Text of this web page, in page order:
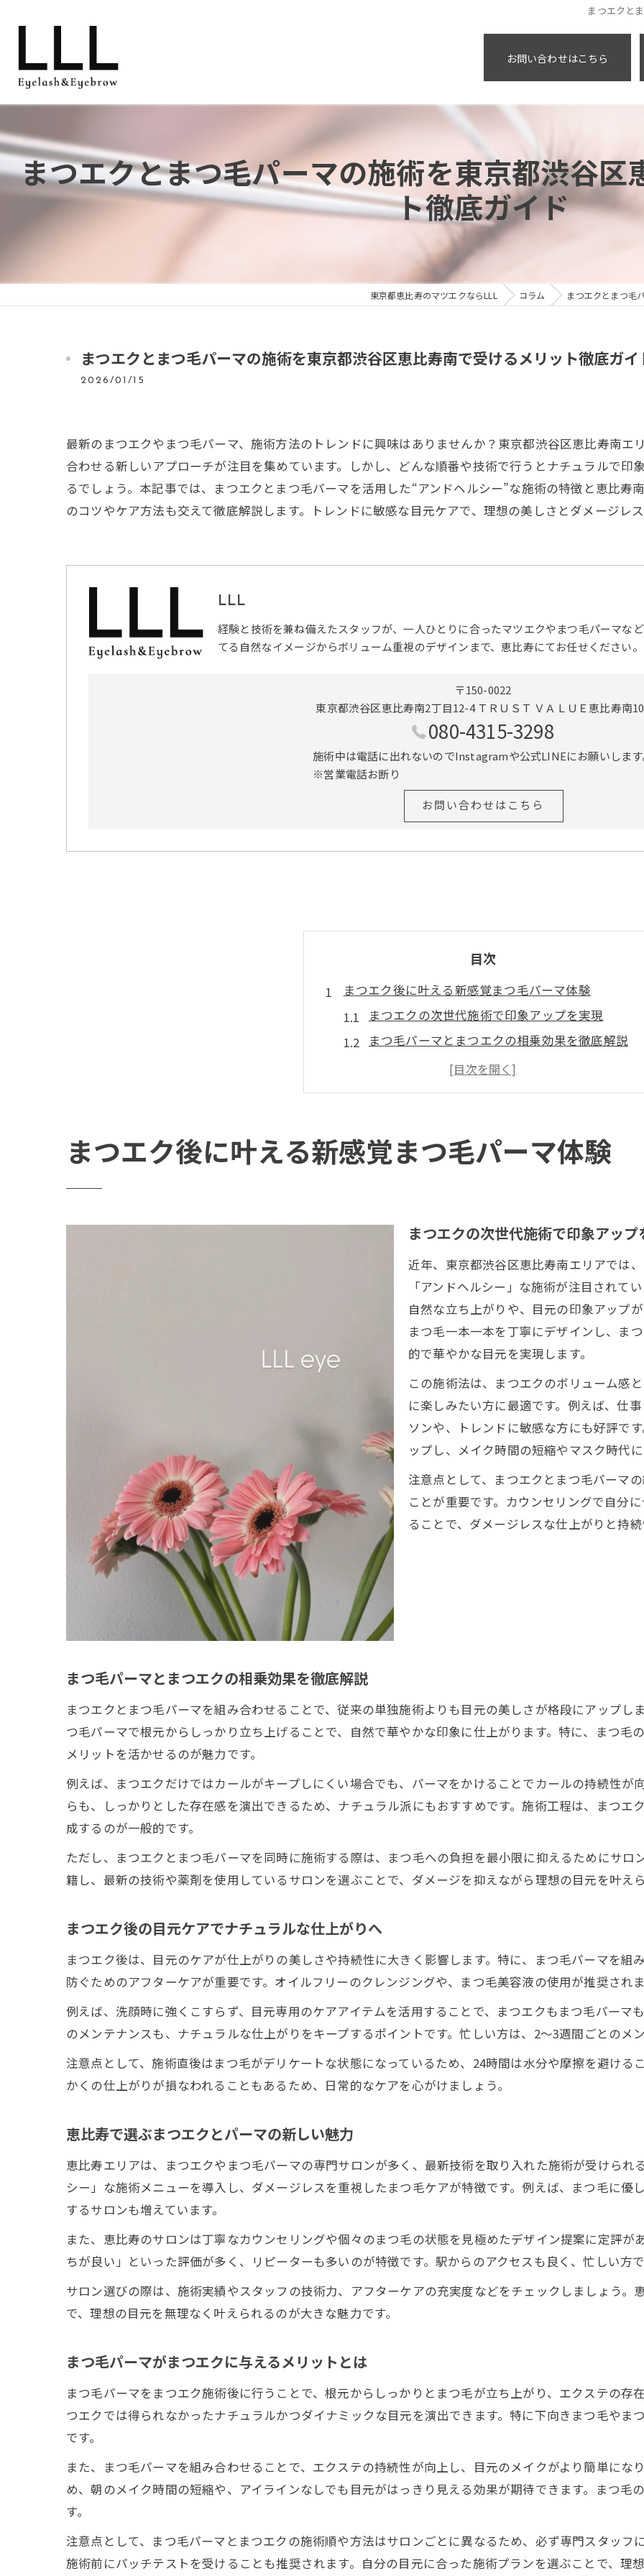
まつエクと
お問い合わせはこちら
まつエクとまつ毛パーマの施術を東京都渋谷区
ト徹底ガイド
東京都恵比寿のマツエクならLLL コラム まつエクとまつ毛
まつエクとまつ毛パーマの施術を東京都渋谷区恵比寿南で受けるメリット徹底ガイ
2026/01/15
最新のまつエクやまつ毛パーマ、施術方法のトレンドに興味はありませんか？東京都渋谷区恵比寿南エ
合わせる新しいアプローチが注目を集めています。しかし、どんな順番や技術で行うとナチュラルで印
るでしょう。本記事では、まつエクとまつ毛パーマを活用した“アンドヘルシー”な施術の特徴と恵比寿
のコツやケア方法も交えて徹底解説します。トレンドに敏感な目元ケアで、理想の美しさとダメージレ
LLL
経験と技術を兼ね備えたスタッフが、一人ひとりに合ったマツエクやまつ毛パーマな
てる自然なイメージからボリューム重視のデザインまで、恵比寿にてお任せください。
〒150-0022
東京都渋谷区恵比寿南2丁目12-4 ＴＲＵＳＴ ＶＡＬＵＥ恵比寿南
080-4315-3298
施術中は電話に出れないのでInstagramや公式LINEにお願いしま
※営業電話お断り
お問い合わせはこちら
目次
まつエク後に叶える新感覚まつ毛パーマ体験
まつエクの次世代施術で印象アップを実現
まつ毛パーマとまつエクの相乗効果を徹底解説
まつエク後の目元ケアでナチュラルな仕上がりへ
恵比寿で選ぶまつエクとパーマの新しい魅力
印象的な目元へ導くまつエクの最新施術法
最新まつエク技術で叶う自然な目元演出術
まつエク施術にまつ毛パーマを組み合わせる理由
恵比寿で話題のまつエクデザインを解説
トレンド重視ならまつエクとパーマの組合せ
まつエク＋まつ毛パーマが生む旬の目元印象
恵比寿で流行のまつエクメニューの魅力
トレンドを押さえたまつエク施術のメリット
まつ毛パーマ併用による自然なボリューム感
自然派志向に最適なまつエクケアのコツ
まつエク×まつ毛パーマで叶う自然な美しさ
ダメージレスなまつエクケアの実践ポイント
まつエクの健康的な保ち方とサロン選び
まつ毛パーマとの相性を活かしたケア法
まつエク施術後の自然な目元を目指すには
ナチュラル仕上げを目指すアンドヘルシー施術
アンドヘルシーまつエクで作る自然な目元
まつ毛パーマとまつエクの新しいバランス術
恵比寿で受けられるアンドヘルシーな施術法
まつエクとまつ毛パーマの人気プラン紹介
まつ毛パーマ併用のトレンドメニュー徹底解説
まつエク後に叶える新感覚まつ毛パーマ体験
まつエクの次世代施術で印象アップ
近年、東京都渋谷区恵比寿南エリアでは
「アンドヘルシー」な施術が注目されて
自然な立ち上がりや、目元の印象アップ
まつ毛一本一本を丁寧にデザインし、ま
的で華やかな目元を実現します。
この施術法は、まつエクのボリューム感
に楽しみたい方に最適です。例えば、仕
ソンや、トレンドに敏感な方にも好評で
ップし、メイク時間の短縮やマスク時代
注意点として、まつエクとまつ毛パーマ
ことが重要です。カウンセリングで自分
ることで、ダメージレスな仕上がりと持
まつ毛パーマとまつエクの相乗効果を徹底解説
まつエクとまつ毛パーマを組み合わせることで、従来の単独施術よりも目元の美しさが格段にアップし
つ毛パーマで根元からしっかり立ち上げることで、自然で華やかな印象に仕上がります。特に、まつ毛
メリットを活かせるのが魅力です。
例えば、まつエクだけではカールがキープしにくい場合でも、パーマをかけることでカールの持続性が
らも、しっかりとした存在感を演出できるため、ナチュラル派にもおすすめです。施術工程は、まつエ
成するのが一般的です。
ただし、まつエクとまつ毛パーマを同時に施術する際は、まつ毛への負担を最小限に抑えるためにサロ
籍し、最新の技術や薬剤を使用しているサロンを選ぶことで、ダメージを抑えながら理想の目元を叶え
まつエク後の目元ケアでナチュラルな仕上がりへ
まつエク後は、目元のケアが仕上がりの美しさや持続性に大きく影響します。特に、まつ毛パーマを組
防ぐためのアフターケアが重要です。オイルフリーのクレンジングや、まつ毛美容液の使用が推奨され
例えば、洗顔時に強くこすらず、目元専用のケアアイテムを活用することで、まつエクもまつ毛パーマ
のメンテナンスも、ナチュラルな仕上がりをキープするポイントです。忙しい方は、2〜3週間ごとのメ
注意点として、施術直後はまつ毛がデリケートな状態になっているため、24時間は水分や摩擦を避ける
かくの仕上がりが損なわれることもあるため、日常的なケアを心がけましょう。
恵比寿で選ぶまつエクとパーマの新しい魅力
恵比寿エリアは、まつエクやまつ毛パーマの専門サロンが多く、最新技術を取り入れた施術が受けられ
シー」な施術メニューを導入し、ダメージレスを重視したまつ毛ケアが特徴です。例えば、まつ毛に優
するサロンも増えています。
また、恵比寿のサロンは丁寧なカウンセリングや個々のまつ毛の状態を見極めたデザイン提案に定評が
ちが良い」といった評価が多く、リピーターも多いのが特徴です。駅からのアクセスも良く、忙しい方
サロン選びの際は、施術実績やスタッフの技術力、アフターケアの充実度などをチェックしましょう。
で、理想の目元を無理なく叶えられるのが大きな魅力です。
まつ毛パーマがまつエクに与えるメリットとは
まつ毛パーマをまつエク施術後に行うことで、根元からしっかりとまつ毛が立ち上がり、エクステの存
つエクでは得られなかったナチュラルかつダイナミックな目元を演出できます。特に下向きまつ毛やま
です。
また、まつ毛パーマを組み合わせることで、エクステの持続性が向上し、目元のメイクがより簡単にな
め、朝のメイク時間の短縮や、アイラインなしでも目元がはっきり見える効果が期待できます。まつ毛
す。
注意点として、まつ毛パーマとまつエクの施術順や方法はサロンごとに異なるため、必ず専門スタッフ
施術前にパッチテストを受けることも推奨されます。自分の目元に合った施術プランを選ぶことで、理